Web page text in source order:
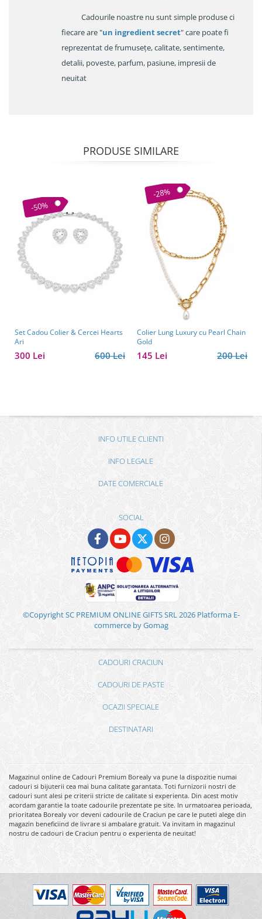
Cadourile noastre nu sunt simple produse ci
fiecare are "un ingredient secret" care poate fi
reprezentat de frumusețe, calitate, sentimente,
detalii, poveste, parfum, pasiune, impresii de
neuitat
PRODUSE SIMILARE
-50%
Set Cadou Colier & Cercei Hearts
Ari
600 Lei
300 Lei
-28%
Colier Lung Luxury cu Pearl Chain
Gold
200 Lei
145 Lei
INFO UTILE CLIENTI
INFO LEGALE
DATE COMERCIALE
SOCIAL
©Copyright SC PREMIUM ONLINE GIFTS SRL 2026 Platforma E-
commerce by Gomag
CADOURI CRACIUN
CADOURI DE PASTE
OCAZII SPECIALE
DESTINATARI
Magazinul online de Cadouri Premium Borealy va pune la dispozitie numai
cadouri si bijuterii cea mai buna calitate garantata. Toti furnizorii nostri de
cadouri sunt alesi pe criterii stricte de calitate si experienta. Din acest motiv
acordam garantie la toate cadourile prezentate pe site. In urmatoarea perioada,
prioritatea Borealy vor deveni cadourile de Craciun pe care le puteti alege din
magazin beneficiind de livrare si ambalare gratuit. Va invitam in magazinul
nostru de cadouri de Craciun pentru o experienta de neuitat!